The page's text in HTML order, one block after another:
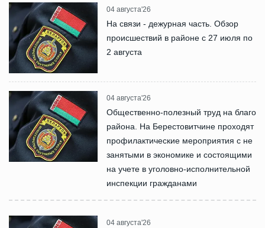
04 августа'26
На связи - дежурная часть. Обзор
происшествий в районе с 27 июля по
2 августа
04 августа'26
Общественно-полезный труд на благо
района. На Берестовитчине проходят
профилактические мероприятия с не
занятыми в экономике и состоящими
на учете в уголовно-исполнительной
инспекции гражданами
04 августа'26